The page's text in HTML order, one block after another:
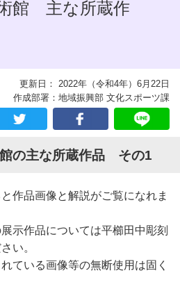
館 主な所蔵作
更新日： 2022年（令和4年）6月22日
作成部署：地域振興部 文化スポーツ課
の主な所蔵作品 その1
作品画像と解説がご覧になれま
示作品については平櫛田中彫刻
い。
ている画像等の無断使用は固く